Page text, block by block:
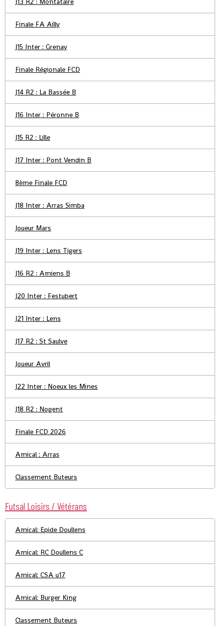
Finale FA Ailly
J15 Inter : Grenay
Finale Régionale FCD
J14 R2 : La Bassée B
J16 Inter : Péronne B
J15 R2 : Lille
J17 Inter : Pont Vendin B
8ème Finale FCD
J18 Inter : Arras Simba
Joueur Mars
J19 Inter : Lens Tigers
J16 R2 : Amiens B
J20 Inter : Festubert
J21 Inter : Lens
J17 R2 : St Saulve
Joueur Avril
J22 Inter : Noeux les Mines
J18 R2 : Nogent
Finale FCD 2026
Amical : Arras
Classement Buteurs
Futsal Loisirs / Vétérans
Amical: Epide Doullens
Amical: RC Doullens C
Amical: CSA u17
Amical: Burger King
Classement Buteurs